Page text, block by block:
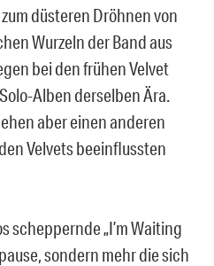
düsteren Dröhnen von
Wurzeln der Band aus
bei den frühen Velvet
Alben derselben Ära.
aber einen anderen
Velvets beeinflussten
scheppernde „I’m Waiting
sondern mehr die sich